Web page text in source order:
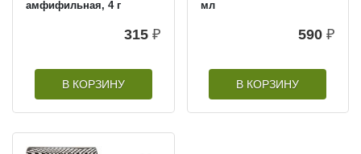
амфифильная, 4 г
315 ₽
В КОРЗИНУ
мл
590 ₽
В КОРЗИНУ